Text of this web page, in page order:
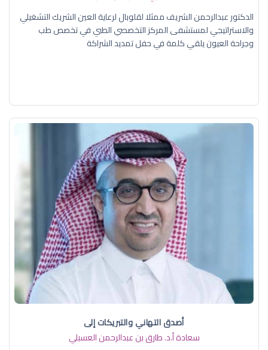
الدكتور عبدالرحمن الشريف ممثلا لقلوبال لرعاية العين الشريك التشغيلي
والاستراتيجي لمستشفى المركز التخصصي الطبي في تخصص طب
وجراحة العيون يلقي كلمة في حفل تمديد الشراكة
أصدق التهاني والتبريكات إلى
سعادة أ.د. ​طارق بن عبدالرحمن العسبلي